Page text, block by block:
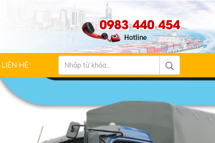
0983 440 454
LIÊN HỆ